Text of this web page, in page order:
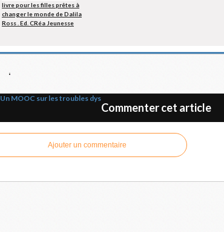
livre pour les filles prêtes à
changer le monde de Dalila
Ross . Ed. CRéa Jeunesse
Un MOOC sur les troubles dys
Commenter cet article
Ajouter un commentaire